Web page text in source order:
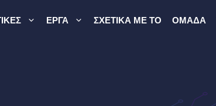
ΈΡΓΑ ΣΧΕΤΙΚΆ ΜΕ ΤΟ ΟΜΆΔΑ